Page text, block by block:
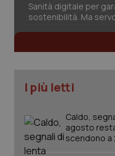
Sanità digitale per
sostenibilità. Ma
I più letti
Caldo,
agosto
scendono a
_ga